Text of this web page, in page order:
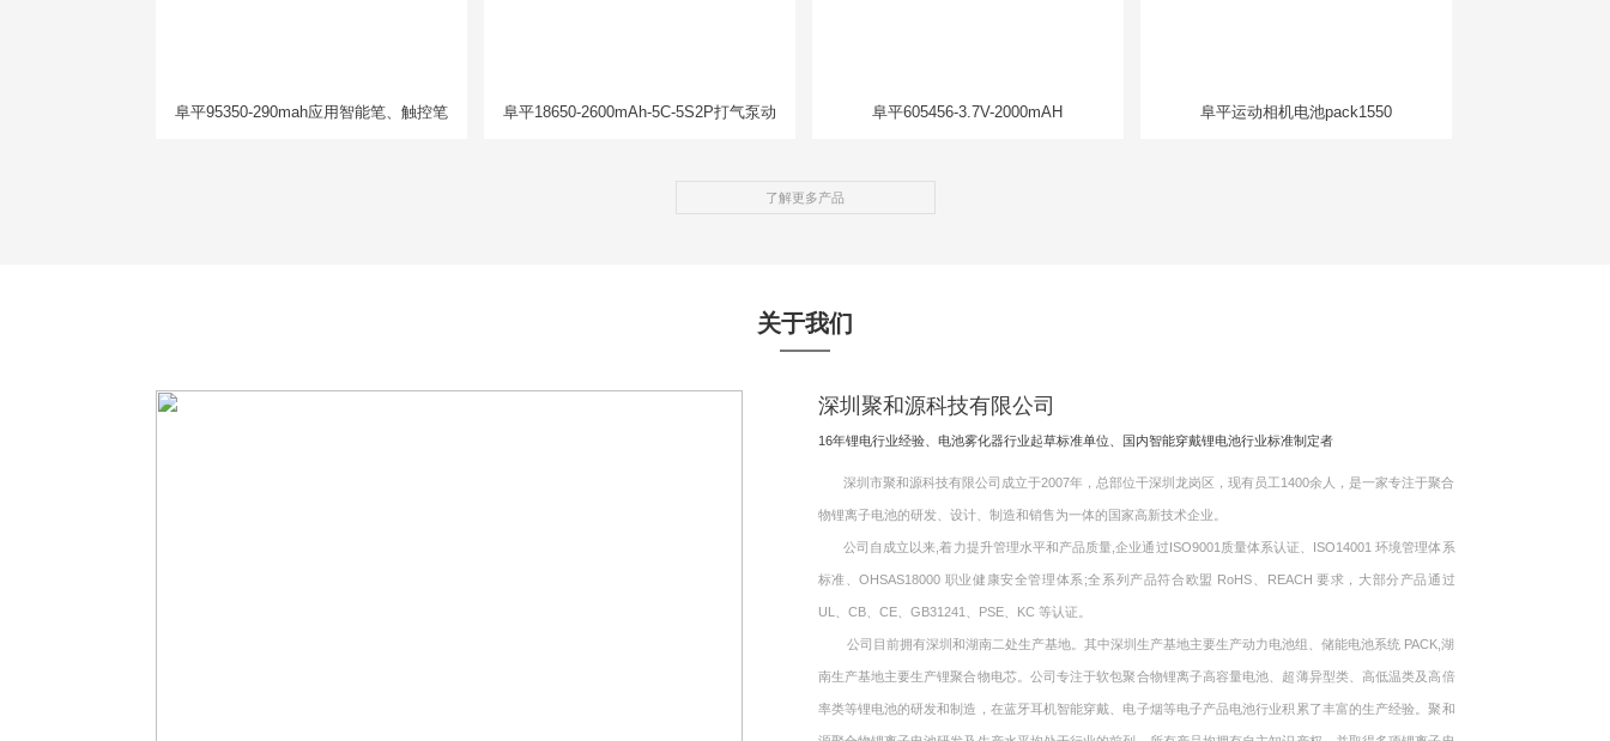
阜平95350-290mah应用智能笔、触控笔
阜平18650-2600mAh-5C-5S2P打气泵动
阜平605456-3.7V-2000mAH 阜平运动相机电池pack1550
了解更多产品
关于我们
深圳聚和源科技有限公司
16年锂电行业经验、电池雾化器行业起草标准单位、国内智能穿戴锂电池行业标准制定者
深圳市聚和源科技有限公司成立于2007年，总部位干深圳龙岗区，现有员工1400余人，是一家专注于聚合
物锂离子电池的研发、设计、制造和销售为一体的国家高新技术企业。
公司自成立以来,着力提升管理水平和产品质量,企业通过ISO9001质量体系认证、ISO14001 环境管理体系
标准、OHSAS18000 职业健康安全管理体系;全系列产品符合欧盟 RoHS、REACH 要求，大部分产品通过
UL、CB、CE、GB31241、PSE、KC 等认证。
公司目前拥有深圳和湖南二处生产基地。其中深圳生产基地主要生产动力电池组、储能电池系统 PACK,湖
南生产基地主要生产锂聚合物电芯。公司专注于软包聚合物锂离子高容量电池、超薄异型类、高低温类及高倍
率类等锂电池的研发和制造，在蓝牙耳机智能穿戴、电子烟等电子产品电池行业积累了丰富的生产经验。聚和